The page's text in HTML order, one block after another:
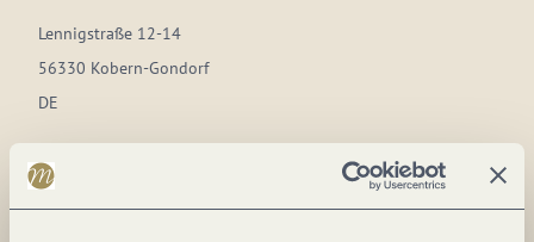
Lennigstraße 12-14
56330 Kobern-Gondorf
DE
Tel.: